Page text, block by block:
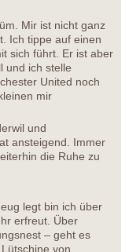
Mir ist nicht ganz
Ich tippe auf einen
sich führt. Er ist aber
und ich stelle
United noch
mir
und
ansteigend. Immer
die Ruhe zu
legt bin ich über
erfreut. Über
– geht es
von